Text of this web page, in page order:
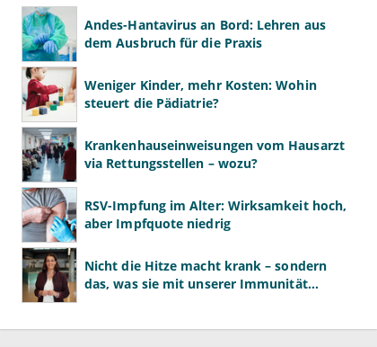
Andes-Hantavirus an Bord: Lehren aus
dem Ausbruch für die Praxis
Weniger Kinder, mehr Kosten: Wohin
steuert die Pädiatrie?
Krankenhauseinweisungen vom Hausarzt
via Rettungsstellen – wozu?
RSV-Impfung im Alter: Wirksamkeit hoch,
aber Impfquote niedrig
Nicht die Hitze macht krank – sondern
das, was sie mit unserer Immunität